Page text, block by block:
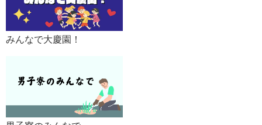
みんなで大慶園！